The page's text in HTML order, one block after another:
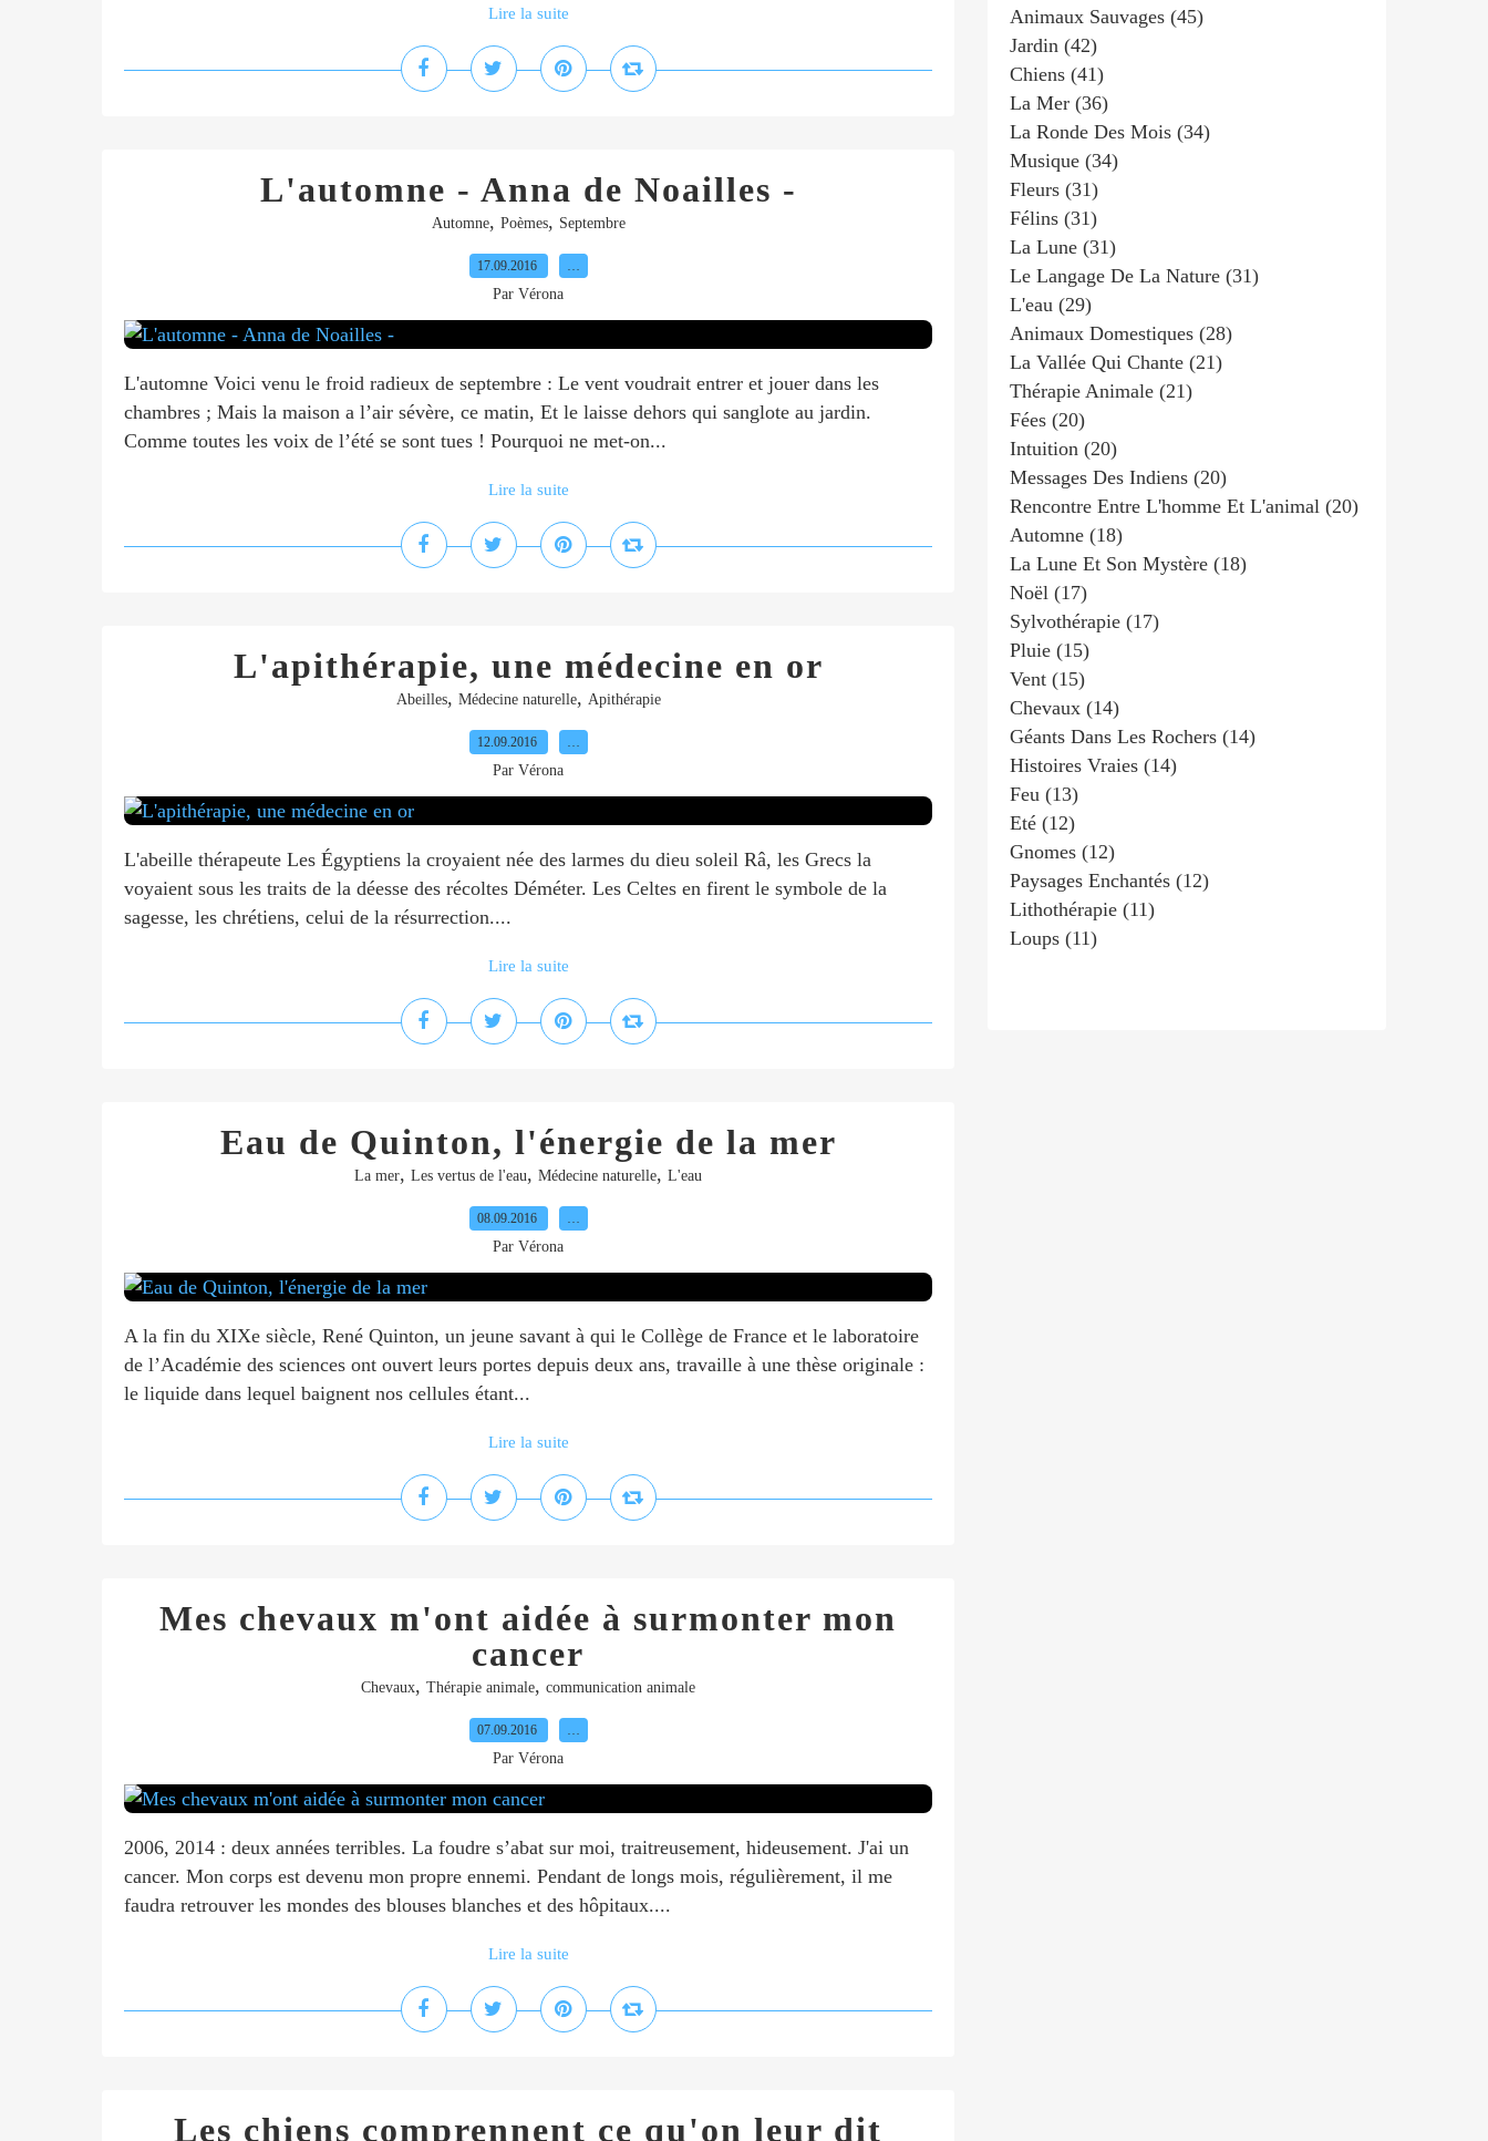
Lire la suite
L'automne - Anna de Noailles -
Automne, Poèmes, Septembre
17.09.2016 …
Par Vérona
L'automne Voici venu le froid radieux de septembre : Le vent voudrait entrer et jouer dans les
chambres ; Mais la maison a l’air sévère, ce matin, Et le laisse dehors qui sanglote au jardin.
Comme toutes les voix de l’été se sont tues ! Pourquoi ne met-on...
Lire la suite
L'apithérapie, une médecine en or
Abeilles, Médecine naturelle, Apithérapie
12.09.2016 …
Par Vérona
L'abeille thérapeute Les Égyptiens la croyaient née des larmes du dieu soleil Râ, les Grecs la
voyaient sous les traits de la déesse des récoltes Déméter. Les Celtes en firent le symbole de la
sagesse, les chrétiens, celui de la résurrection....
Lire la suite
Eau de Quinton, l'énergie de la mer
La mer, Les vertus de l'eau, Médecine naturelle, L'eau
08.09.2016 …
Par Vérona
A la fin du XIXe siècle, René Quinton, un jeune savant à qui le Collège de France et le laboratoire
de l’Académie des sciences ont ouvert leurs portes depuis deux ans, travaille à une thèse originale :
le liquide dans lequel baignent nos cellules étant...
Lire la suite
Mes chevaux m'ont aidée à surmonter mon
cancer
Chevaux, Thérapie animale, communication animale
07.09.2016 …
Par Vérona
2006, 2014 : deux années terribles. La foudre s’abat sur moi, traitreusement, hideusement. J'ai un
cancer. Mon corps est devenu mon propre ennemi. Pendant de longs mois, régulièrement, il me
faudra retrouver les mondes des blouses blanches et des hôpitaux....
Lire la suite
Les chiens comprennent ce qu'on leur dit
Animaux Sauvages (45)
Jardin (42)
Chiens (41)
La Mer (36)
La Ronde Des Mois (34)
Musique (34)
Fleurs (31)
Félins (31)
La Lune (31)
Le Langage De La Nature (31)
L'eau (29)
Animaux Domestiques (28)
La Vallée Qui Chante (21)
Thérapie Animale (21)
Fées (20)
Intuition (20)
Messages Des Indiens (20)
Rencontre Entre L'homme Et L'animal (20)
Automne (18)
La Lune Et Son Mystère (18)
Noël (17)
Sylvothérapie (17)
Pluie (15)
Vent (15)
Chevaux (14)
Géants Dans Les Rochers (14)
Histoires Vraies (14)
Feu (13)
Eté (12)
Gnomes (12)
Paysages Enchantés (12)
Lithothérapie (11)
Loups (11)